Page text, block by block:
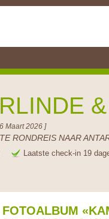
Maart 2026 ]
RONDREIS NAAR
Laatste check-in 19
FOTOALBUM